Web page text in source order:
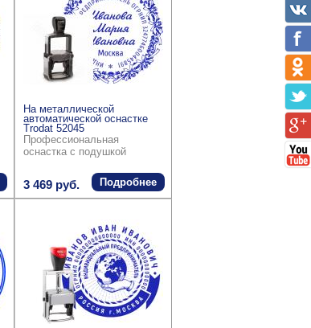
На металлической
автоматической оснастке
Trodat 52045
Профессиональная
оснастка с подушкой
3 469 руб. Подробнее